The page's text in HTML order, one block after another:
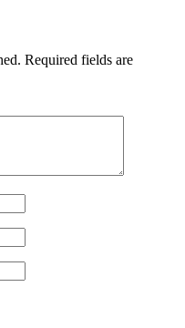
Required fields are